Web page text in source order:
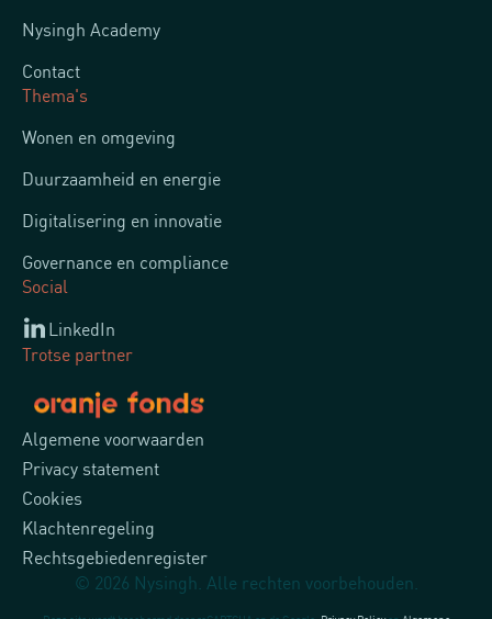
Nysingh Academy
Contact
Thema's
Wonen en omgeving
Duurzaamheid en energie
Digitalisering en innovatie
Governance en compliance
Social
LinkedIn
Trotse partner
Algemene voorwaarden
Privacy statement
Cookies
Klachtenregeling
Rechtsgebiedenregister
© 2026 Nysingh. Alle rechten voorbehouden.